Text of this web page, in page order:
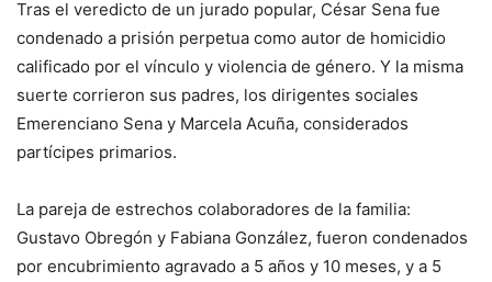
Tras el veredicto de un jurado popular, César Sena fue
condenado a prisión perpetua como autor de homicidio
calificado por el vínculo y violencia de género. Y la misma
suerte corrieron sus padres, los dirigentes sociales
Emerenciano Sena y Marcela Acuña, considerados
partícipes primarios.
La pareja de estrechos colaboradores de la familia:
Gustavo Obregón y Fabiana González, fueron condenados
por encubrimiento agravado a 5 años y 10 meses, y a 5